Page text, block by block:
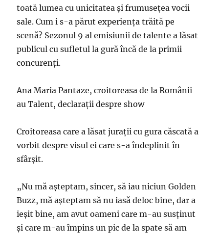
toată lumea cu unicitatea și frumusețea vocii
sale. Cum i s-a părut experiența trăită pe
scenă? Sezonul 9 al emisiunii de talente a lăsat
publicul cu sufletul la gură încă de la primii
concurenți.
Ana Maria Pantaze, croitoreasa de la Românii
au Talent, declarații despre show
Croitoreasa care a lăsat jurații cu gura căscată a
vorbit despre visul ei care s-a îndeplinit în
sfârșit.
„Nu mă așteptam, sincer, să iau niciun Golden
Buzz, mă așteptam să nu iasă deloc bine, dar a
ieșit bine, am avut oameni care m-au susținut
și care m-au împins un pic de la spate să am